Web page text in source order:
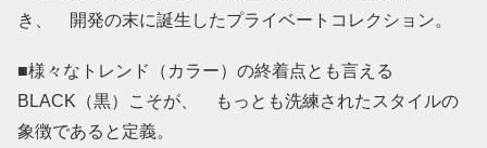
き、 開発の末に誕生したプライベートコレクション。
■様々なトレンド（カラー）の終着点とも言える
BLACK（黒）こそが、 もっとも洗練されたスタイルの
象徴であると定義。